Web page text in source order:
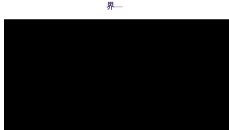
界—